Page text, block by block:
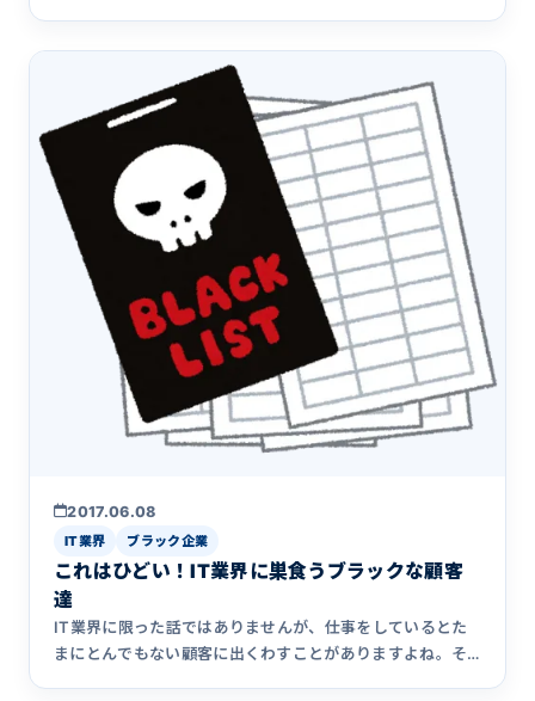
2017.06.08
IT業界 ブラック企業
これはひどい！IT業界に巣食うブラックな顧客
達
IT業界に限った話ではありませんが、仕事をしているとた
まにとんでもない顧客に出くわすことがありますよね。そ